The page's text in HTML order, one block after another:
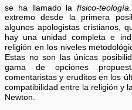
se ha llamado lafísico-teología .
extremo desde la primera
algunos apologistas cristianos,
hay una unidad completa e
religión en los niveles
Estas no son las únicas
gama de opciones
comentaristas y eruditos en los
compatibilidad entre la religión y
Newton.